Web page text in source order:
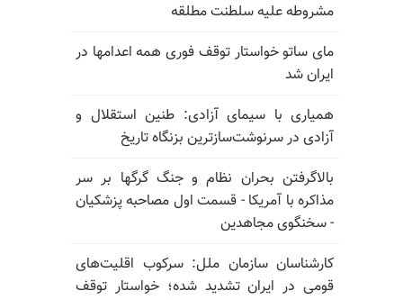
مشروطه علیه سلطنت مطلقه
مای ساتو خواستار توقف فوری همه اعدامها در
ایران شد
همیاری با سیمای آزادی: طنین استقلال و
آزادی در سرنوشت‌سازترین بزنگاه تاریخ
بالا‌گرفتن بحران نظام و جنگ گرگها بر سر
مذاکره با آمریکا - قسمت اول مصاحبه پزشکیان
- سخنگوی مجاهدین
کارشناسان سازمان ملل: سرکوب اقلیت‌های
قومی در ایران تشدید شده؛ خواستار توقف